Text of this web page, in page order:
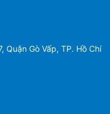
Quận Gò Vấp, TP. Hồ Chí